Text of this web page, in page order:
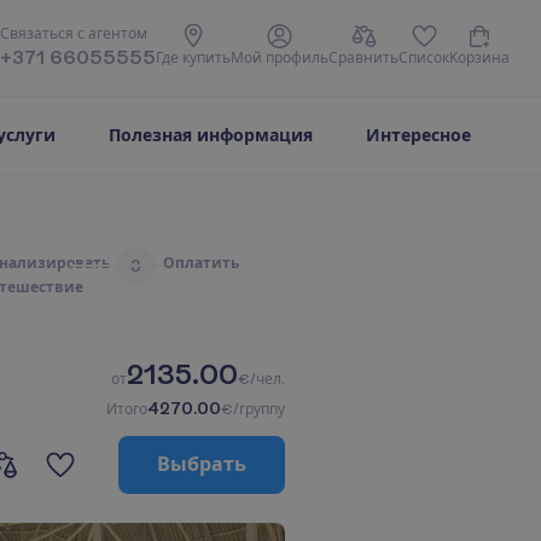
Связаться с агентом
+371 66055555 Где купить М ой профильСравнитьСписокКорзина
Полезная информация Интересное
ализировать
ешествие
3 Оплатить
от2135.00€/чел.
Итого4270.00€/группу
Выбрать